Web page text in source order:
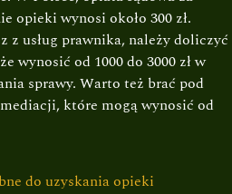
opieki wynosi około 300 zł.
z usług prawnika, należy doliczyć
wynosić od 1000 do 3000 zł w
sprawy. Warto też brać pod
które mogą wynosić od
do uzyskania opieki